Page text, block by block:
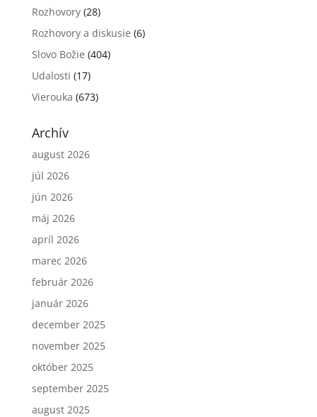
Rozhovory(28)
Rozhovory a diskusie (6)
Slovo Božie (404)
Udalosti (17)
Vierouka (673)
Archív
august 2026
júl 2026
jún 2026
máj 2026
apríl 2026
marec 2026
február 2026
január 2026
december 2025
november 2025
október 2025
september 2025
august 2025